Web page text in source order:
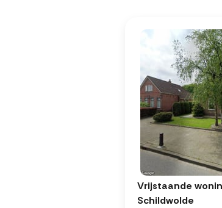
Vrijstaande
Schildwolde